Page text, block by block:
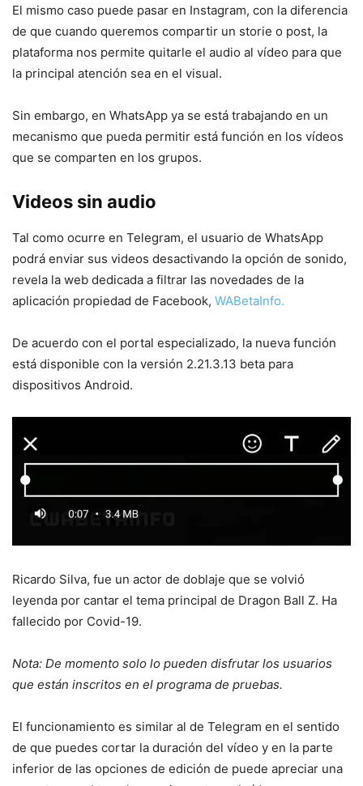
El mismo caso puede pasar en Instagram, con la diferencia
de que cuando queremos compartir un storie o post, la
plataforma nos permite quitarle el audio al vídeo para que
la principal atención sea en el visual.
Sin embargo, en WhatsApp ya se está trabajando en un
mecanismo que pueda permitir está función en los vídeos
que se comparten en los grupos.
Videos sin audio
Tal como ocurre en Telegram, el usuario de WhatsApp
podrá enviar sus videos desactivando la opción de sonido,
revela la web dedicada a filtrar las novedades de la
aplicación propiedad de Facebook, WABetaInfo.
De acuerdo con el portal especializado, la nueva función
está disponible con la versión 2.21.3.13 beta para
dispositivos Android.
Ricardo Silva, fue un actor de doblaje que se volvió
leyenda por cantar el tema principal de Dragon Ball Z. Ha
fallecido por Covid-19.
Nota: De momento solo lo pueden disfrutar los usuarios
que están inscritos en el programa de pruebas.
El funcionamiento es similar al de Telegram en el sentido
de que puedes cortar la duración del vídeo y en la parte
inferior de las opciones de edición de puede apreciar una